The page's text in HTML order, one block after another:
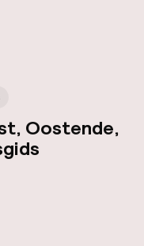
Oostende,